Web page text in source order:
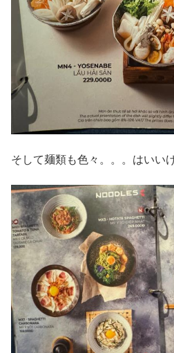
そして麺類も色々。。。はいい